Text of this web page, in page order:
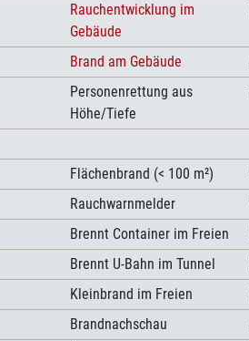
Rauchentwicklung im
Gebäude
Brand am Gebäude
Personenrettung aus
Höhe/Tiefe
Flächenbrand (< 100 m²)
Rauchwarnmelder
Brennt Container im Freien
Brennt U-Bahn im Tunnel
Kleinbrand im Freien
Brandnachschau